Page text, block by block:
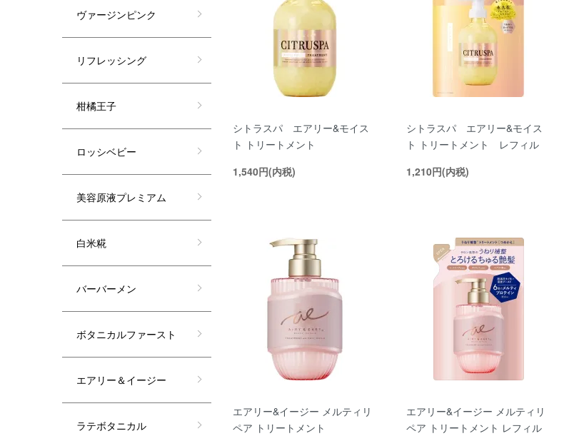
シトラスパ エアリー&モイス
ト トリートメント
1,540円(内税)
シトラスパ エアリー&モイス
ト トリートメント レフィル
1,210円(内税)
エアリー&イージー メルティリ
ペア トリートメント
エアリー&イージー メルティリ
ペア トリートメント レフィル
ヴァージンピンク
リフレッシング
柑橘王子
ロッシベビー
美容原液プレミアム
白米糀
バーバーメン
ボタニカルファースト
エアリー＆イージー
ラテボタニカル